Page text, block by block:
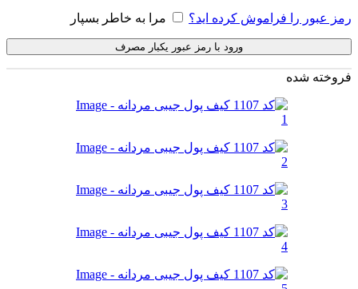
رمز عبور را فراموش کرده اید؟ مرا به خاطر بسپار
ورود با رمز عبور یکبار مصرف
فروخته شده